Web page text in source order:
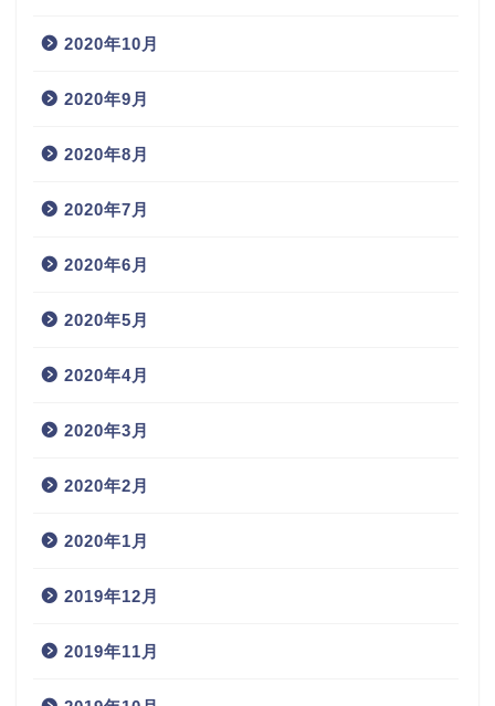
2020年10月
2020年9月
2020年8月
2020年7月
2020年6月
2020年5月
2020年4月
2020年3月
2020年2月
2020年1月
2019年12月
2019年11月